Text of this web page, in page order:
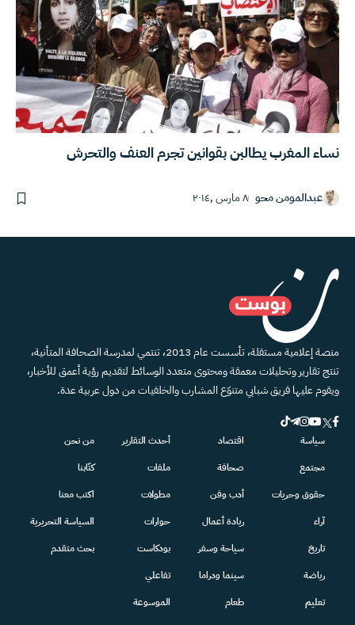
نساء المغرب يطالبن بقوانين تجرم العنف والتحرش
عبدالمومن محو ٨ مارس ,٢٠١٤
منصة إعلامية مستقلة، تأسست عام 2013، تنتمي لمدرسة الصحافة المتأنية،
تنتج تقارير وتحليلات معمقة ومحتوى متعدد الوسائط لتقديم رؤية أعمق للأخبار،
ويقوم عليها فريق شبابي متنوّع المشارب والخلفيات من دول عربية عدة.
سياسة
مجتمع
حقوق وحريات
آراء
تاريخ
رياضة
تعليم
اقتصاد
صحافة
أدب وفن
ريادة أعمال
سياحة وسفر
سينما ودراما
طعام
أحدث التقارير
ملفات
مطولات
حوارات
بودكاست
تفاعلي
الموسوعة
من نحن
كتّابنا
اكتب معنا
السياسة التحريرية
بحث متقدم